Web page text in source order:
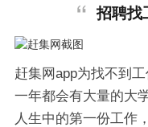
招聘找
赶集网app为找不到
一年都会有大量的大
人生中的第一份工作